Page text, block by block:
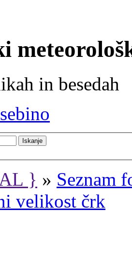
in besedah
} » Seznam
velikost črk